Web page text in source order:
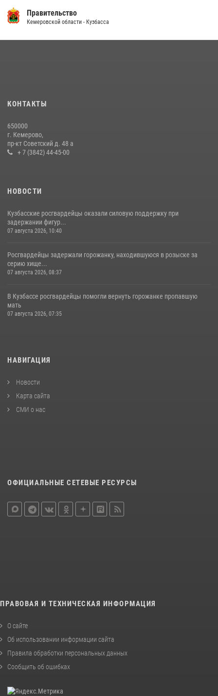
14 июля 2026, 08:52 1
20 июля 2026, 10:54
с покупками
20 июля 2026, 08:52
Правительство
Кемеровской области - Кузбасса
КОНТАКТЫ
650000
г. Кемерово,
пр-кт Советский д. 48 а
+ 7 (3842) 44-45-00
НОВОСТИ
Кузбасские росгвардейцы оказали силовую поддержку при
задержании фигур...
07 августа 2026, 10:40
Росгвардейцы задержали горожанку, находившуюся в розыске за
серию хище...
07 августа 2026, 08:37
В Кузбассе росгвардейцы помогли вернуть горожанке пропавшую
мать
07 августа 2026, 07:35
НАВИГАЦИЯ
Новости
Карта сайта
СМИ о нас
ОФИЦИАЛЬНЫЕ СЕТЕВЫЕ РЕСУРСЫ
ПРАВОВАЯ И ТЕХНИЧЕСКАЯ ИНФОРМАЦИЯ
О сайте
Об использовании информации сайта
Правила обработки персональных данных
Сообщить об ошибках